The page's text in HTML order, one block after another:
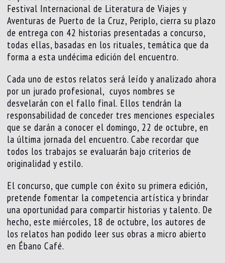
Festival Internacional de Literatura de Viajes y
Aventuras de Puerto de la Cruz, Periplo, cierra su plazo
de entrega con 42 historias presentadas a concurso,
todas ellas, basadas en los rituales, temática que da
forma a esta undécima edición del encuentro.
Cada uno de estos relatos será leído y analizado ahora
por un jurado profesional, cuyos nombres se
desvelarán con el fallo final. Ellos tendrán la
responsabilidad de conceder tres menciones especiales
que se darán a conocer el domingo, 22 de octubre, en
la última jornada del encuentro. Cabe recordar que
todos los trabajos se evaluarán bajo criterios de
originalidad y estilo.
El concurso, que cumple con éxito su primera edición,
pretende fomentar la competencia artística y brindar
una oportunidad para compartir historias y talento. De
hecho, este miércoles, 18 de octubre, los autores de
los relatos han podido leer sus obras a micro abierto
en Ébano Café.